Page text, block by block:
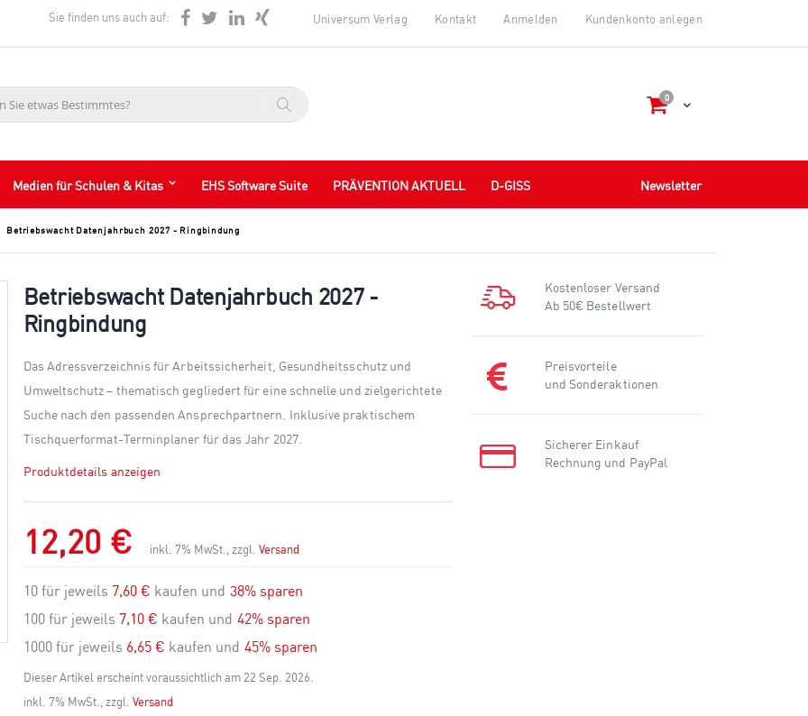
Sie finden uns auch auf: Universum Verlag Kontakt Anmelden Kundenkonto anlegen
Cart
0Artikel
Medien für Schulen & Kitas EHS Software Suite PRÄVENTION AKTUELL D-GISS Newsletter
Betriebswacht Datenjahrbuch 2027 - Ringbindung
Betriebswacht Datenjahrbuch 2027 -
Ringbindung
Das Adressverzeichnis für Arbeitssicherheit, Gesundheitsschutz und
Umweltschutz – thematisch gegliedert für eine schnelle und zielgerichtete
Suche nach den passenden Ansprechpartnern. Inklusive praktischem
Tischquerformat-Terminplaner für das Jahr 2027.
Produktdetails anzeigen
12,20 € inkl. 7% MwSt., zzgl. Versand
10 für jeweils 7,60 € kaufen und 38% sparen
100 für jeweils 7,10 € kaufen und 42% sparen
1000 für jeweils 6,65 € kaufen und 45% sparen
Dieser Artikel erscheint voraussichtlich am 22 Sep. 2026.
inkl. 7% MwSt., zzgl. Versand
Kostenloser Versand
Ab 50€ Bestellwert
Preisvorteile
und Sonderaktionen
Sicherer Einkauf
Rechnung und PayPal